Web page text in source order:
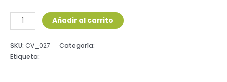
Añadir al carrito
SKU: CV_027 Categoría:
Etiqueta: